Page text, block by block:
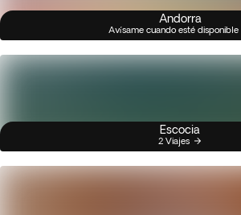
Andorra
Avísame cuando esté disponible
Escocia
2 Viajes